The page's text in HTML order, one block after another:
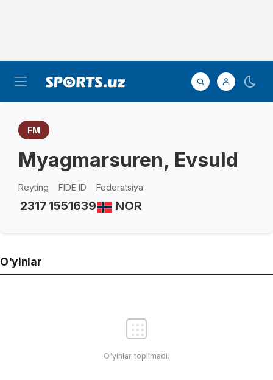
FM
Myagmarsuren, Evsuld
Reyting
2317
FIDE ID
1551639
Federatsiya
NOR
O'yinlar
O'yinlar topilmadi.